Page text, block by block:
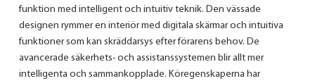
funktion med intelligent och intuitiv teknik. Den vässade
designen rymmer en interiör med digitala skärmar och intuitiva
funktioner som kan skräddarsys efter förarens behov. De
avancerade säkerhets- och assistanssystemen blir allt mer
intelligenta och sammankopplade. Köregenskaperna har